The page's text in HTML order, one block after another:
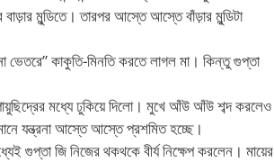
মুন্ডিতে। তারপর আস্তে আস্তে বাঁড়ার মুন্ডিটা
কাকুতি-মিনতি করতে লাগল মা। কিন্তু গুপ্তা
মধ্যে ঢুকিয়ে দিলো। মুখে আঁউ আঁউ শব্দ করলেও
যন্ত্রনা আস্তে আস্তে প্রশমিত হচ্ছে।
গুপ্তা জি নিজের থকথকে বীর্য নিক্ষেপ করলেন। মায়ের